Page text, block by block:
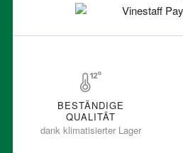
BESTÄNDIGE
QUALITÄT
dank klimatisierter Lager